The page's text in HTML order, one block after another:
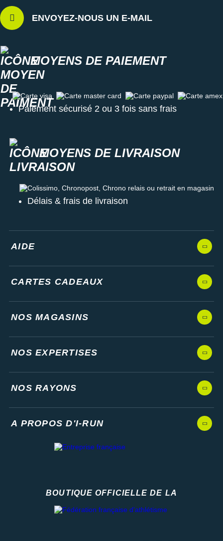
ENVOYEZ-NOUS UN E-MAIL
MOYENS DE PAIEMENT
Carte visa Carte master card Carte paypal Carte amex
Paiement sécurisé 2 ou 3 fois sans frais
MOYENS DE LIVRAISON
Colissimo, Chronopost, Chrono relais ou retrait en magasin
Délais & frais de livraison
AIDE
CARTES CADEAUX
NOS MAGASINS
NOS EXPERTISES
NOS RAYONS
A PROPOS D'I-RUN
BOUTIQUE OFFICIELLE DE LA